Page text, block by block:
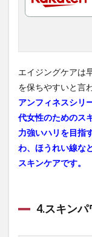
エイジングケアは
を保ちやすいと言
アンフィネスシリ
代女性のためのス
力強いハリを目指
わ、ほうれい線な
スキンケアです。
4.スキンパ